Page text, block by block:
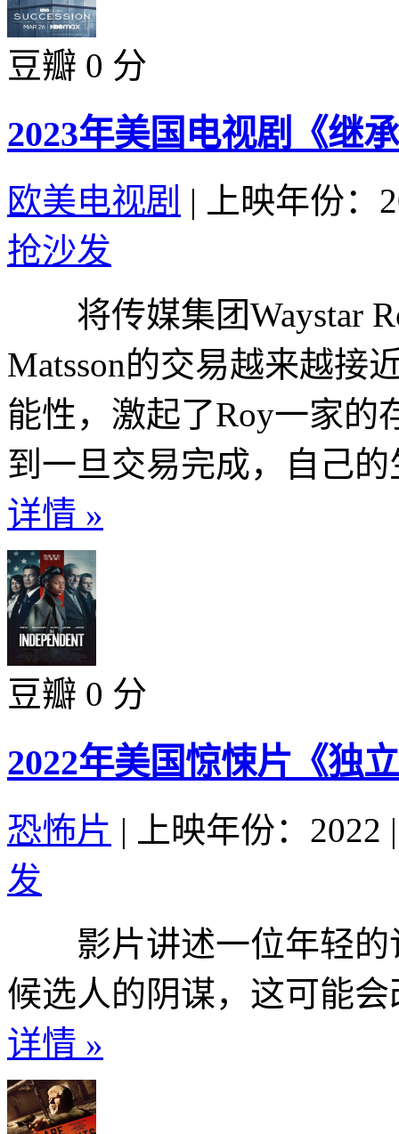
豆瓣 0 分
2023年美国电视剧《继
欧美电视剧 |
上映年份：
抢沙发
将传媒集团Waystar
Matsson的交易越来越接
能性，激起了Roy一家的
到一旦交易完成，自己
详情 »
豆瓣 0 分
2022年美国惊悚片《独
恐怖片 | 上映年份：2022 |
发
影片讲述一位年轻的
候选人的阴谋，这可能
详情 »